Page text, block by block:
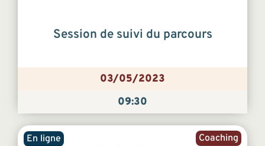
Session de suivi du parcours
03/05/2023
09:30
Coaching
En ligne